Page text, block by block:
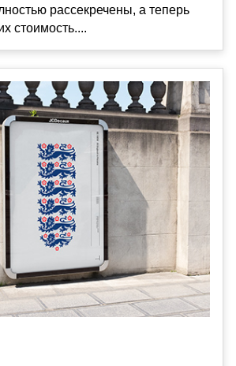
рассекречены, а теперь
стоимость....